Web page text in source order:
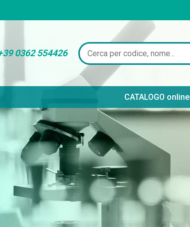
0362 554426
CATALOGO online